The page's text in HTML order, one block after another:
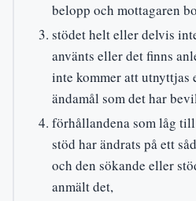
belopp och mottagaren
stödet helt eller delvis
använts eller det finns
inte kommer att utnyttjas
ändamål som det har
förhållandena som låg
stöd har ändrats på ett
och den sökande eller
anmält det,